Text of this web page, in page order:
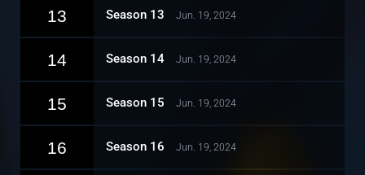
13 Season 13 Jun. 19, 2024
14 Season 14 Jun. 19, 2024
15 Season 15 Jun. 19, 2024
16 Season 16 Jun. 19, 2024